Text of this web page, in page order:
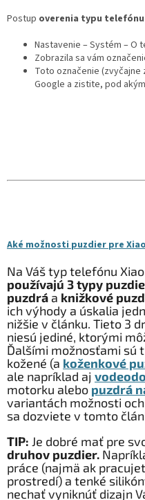
Postup overenia typu telefónu
Nastavenie – Systém – O
Zobrazila sa vám
Toto označenie
Google a zistite, pod
Aké možnosti puzdier pre
Na Váš typ telefónu
používajú 3 typy
puzdrá a knižkové
ich výhody a úskalia
nižšie v článku. Tieto 3
niesú jediné, ktorými
Ďalšími možnosťami sú
kožené (a koženkové
ale napríklad aj
motorku alebopuzdrá
variantách možnosti
sa dozviete v tomto
TIP: Je dobré mať pre
druhov puzdier.
práce (najmä ak
prostredí) a tenké
nechať vyniknúť dizajn